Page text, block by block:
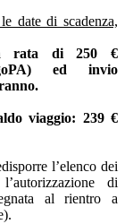
date di scadenza,
rata di 250 €
ed invio
viaggio: 239 €
l’elenco dei
di
al rientro a